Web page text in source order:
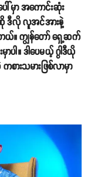
ါ်မှာ အကောင်းဆုံး
ဒီလို လူအင်အားနဲ့
ယ်။ ကျွန်တော် ရှေ့ဆက်
ါ။ ဒါပေမယ့် ဂွါဒီယို
းသမားဖြစ်လာမှာ